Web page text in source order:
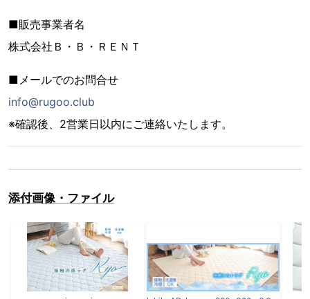
■販売事業者名
株式会社Ｂ・Ｂ・ＲＥＮＴ
■メールでのお問合せ
info@rugoo.club
※確認後、2営業日以内にご連絡いたします。
添付画像・ファイル